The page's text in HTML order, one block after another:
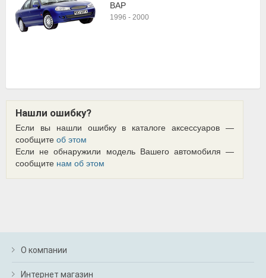
BAP
1996 - 2000
Нашли ошибку?
Если вы нашли ошибку в каталоге аксессуаров —
сообщите об этом
Если не обнаружили модель Вашего автомобиля —
сообщите нам об этом
О компании
Интернет магазин